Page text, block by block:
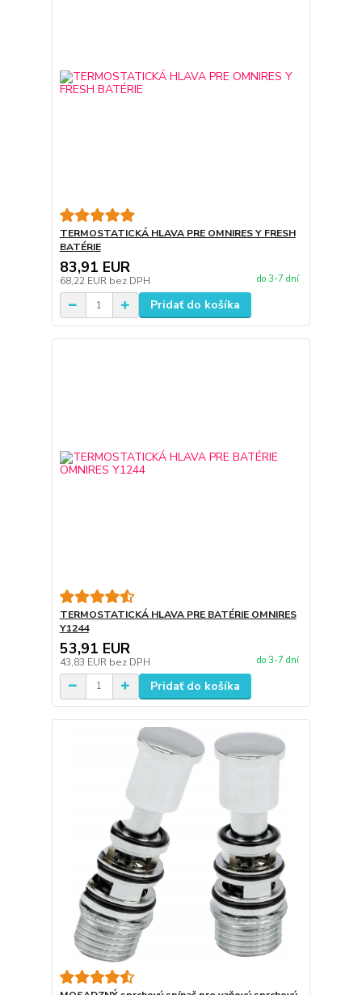
TERMOSTATICKÁ HLAVA PRE OMNIRES Y FRESH
BATÉRIE
83,91 EUR
68,22 EUR bez DPH do 3-7 dní
Pridať do košíka
TERMOSTATICKÁ HLAVA PRE BATÉRIE OMNIRES
Y1244
53,91 EUR
43,83 EUR bez DPH do 3-7 dní
Pridať do košíka